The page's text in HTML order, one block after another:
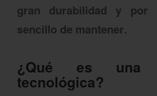
gran durabilidad y por
sencillo de mantener.
¿Qué es una
tecnológica?